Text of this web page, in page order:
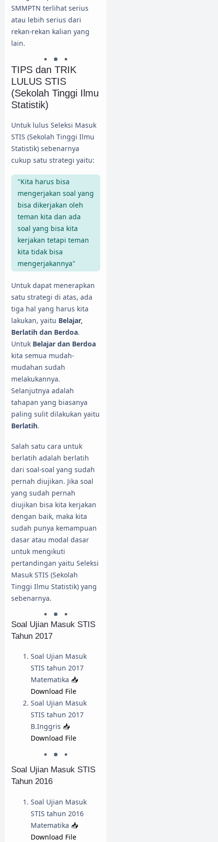
SMMPTN terlihat serius
atau lebih serius dari
rekan-rekan kalian yang
lain.
TIPS dan TRIK
LULUS STIS
(Sekolah Tinggi Ilmu
Statistik)
Untuk lulus Seleksi Masuk
STIS (Sekolah Tinggi Ilmu
Statistik) sebenarnya
cukup satu strategi yaitu:
"Kita harus bisa
mengerjakan soal yang
bisa dikerjakan oleh
teman kita dan ada
soal yang bisa kita
kerjakan tetapi teman
kita tidak bisa
mengerjakannya"
Untuk dapat menerapkan
satu strategi di atas, ada
tiga hal yang harus kita
lakukan, yaitu Belajar,
Berlatih dan Berdoa.
Untuk Belajar dan Berdoa
kita semua mudah-
mudahan sudah
melakukannya.
Selanjutnya adalah
tahapan yang biasanya
paling sulit dilakukan yaitu
Berlatih.
Salah satu cara untuk
berlatih adalah berlatih
dari soal-soal yang sudah
pernah diujikan. Jika soal
yang sudah pernah
diujikan bisa kita kerjakan
dengan baik, maka kita
sudah punya kemampuan
dasar atau modal dasar
untuk mengikuti
pertandingan yaitu Seleksi
Masuk STIS (Sekolah
Tinggi Ilmu Statistik) yang
sebenarnya.
Soal Ujian Masuk STIS
Tahun 2017
Soal Ujian Masuk
STIS tahun 2017
Matematika 📥
Download File
Soal Ujian Masuk
STIS tahun 2017
B.Inggris 📥
Download File
Soal Ujian Masuk STIS
Tahun 2016
Soal Ujian Masuk
STIS tahun 2016
Matematika 📥
Download File